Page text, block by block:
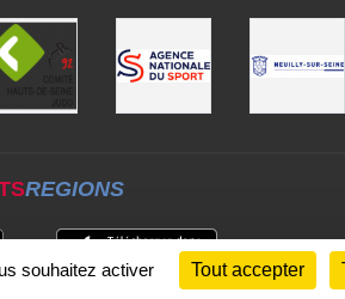
REGIONS
souhaitez activer Tout accepter